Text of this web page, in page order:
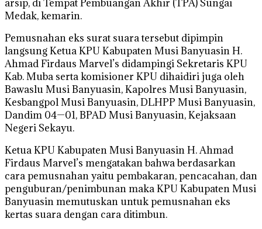
arsip, di Tempat Pembuangan Akhir (TPA) Sungai
Medak, kemarin.
Pemusnahan eks surat suara tersebut dipimpin
langsung Ketua KPU Kabupaten Musi Banyuasin H.
Ahmad Firdaus Marvel’s didampingi Sekretaris KPU
Kab. Muba serta komisioner KPU dihaidiri juga oleh
Bawaslu Musi Banyuasin, Kapolres Musi Banyuasin,
Kesbangpol Musi Banyuasin, DLHPP Musi Banyuasin,
Dandim 04—01, BPAD Musi Banyuasin, Kejaksaan
Negeri Sekayu.
Ketua KPU Kabupaten Musi Banyuasin H. Ahmad
Firdaus Marvel’s mengatakan bahwa berdasarkan
cara pemusnahan yaitu pembakaran, pencacahan, dan
penguburan/penimbunan maka KPU Kabupaten Musi
Banyuasin memutuskan untuk pemusnahan eks
kertas suara dengan cara ditimbun.